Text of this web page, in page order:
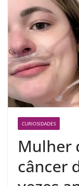
CURIOSIDADES
Mulher
câncer